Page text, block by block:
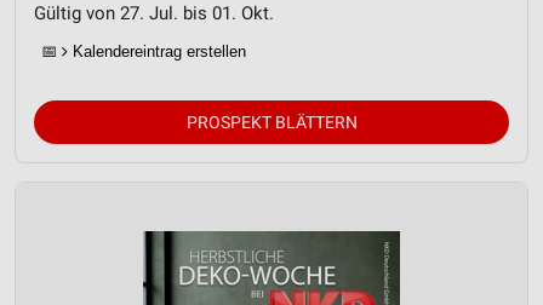
Gültig von 27. Jul. bis 01. Okt.
📅 Kalendereintrag erstellen
PROSPEKT BLÄTTERN